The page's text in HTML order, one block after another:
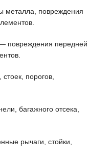
металла, повреждения
повреждения передней
порогов,
багажного отсека,
рычаги, стойки,